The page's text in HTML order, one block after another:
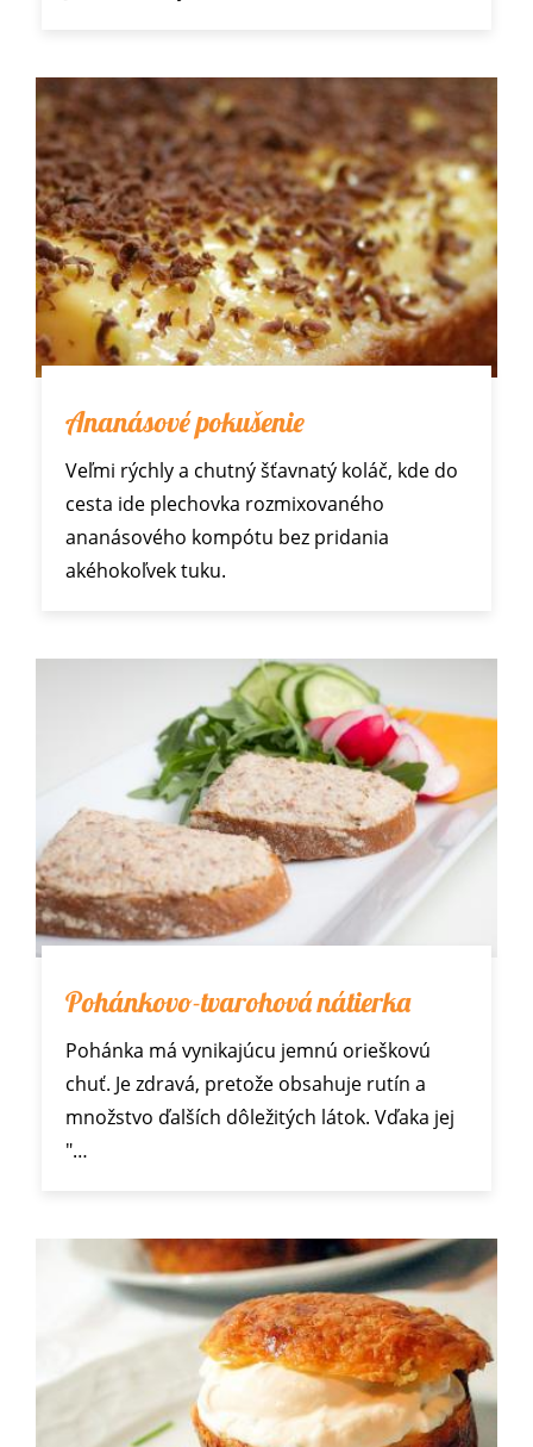
Ananásové pokušenie
Veľmi rýchly a chutný šťavnatý koláč, kde do
cesta ide plechovka rozmixovaného
ananásového kompótu bez pridania
akéhokoľvek tuku.
Pohánkovo-tvarohová nátierka
Pohánka má vynikajúcu jemnú orieškovú
chuť. Je zdravá, pretože obsahuje rutín a
množstvo ďalších dôležitých látok. Vďaka jej
"…